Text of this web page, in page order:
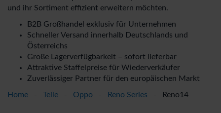
und ihr Sortiment effizient erweitern möchten.
B2B Großhandel exklusiv für Unternehmen
Schneller Versand innerhalb Deutschlands und
Österreichs
Große Lagerverfügbarkeit – sofort lieferbar
Attraktive Staffelpreise für Wiederverkäufer
Zuverlässiger Partner für den europäischen Markt
Home Teile Oppo Reno Series Reno14